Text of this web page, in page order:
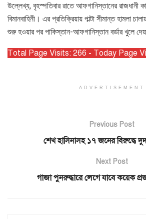
উল্লেখ্য, বৃহস্পতিবার রাতে আফগানিস্তানের রাজধানী
বিমানবাহিনী। এর প্রতিক্রিয়ায় পাল্টা সীমান্ত হামলা
শুরু হওয়ার পর পাকিস্তান-আফগানিস্তান বর্ডার খুলে
Total Page Visits: 266 - Today Page
ADVERTISEMENT
Previous Post
শেখ হাসিনাসহ ১৭ জনের বিরুদ্ধে
Next Post
গাজা পুনরুদ্ধারে লেগে যাবে কয়েক